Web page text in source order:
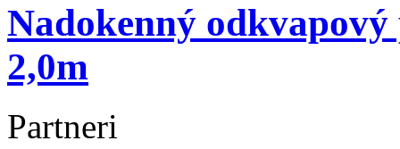
Nadokenný
2,0m
Partneri